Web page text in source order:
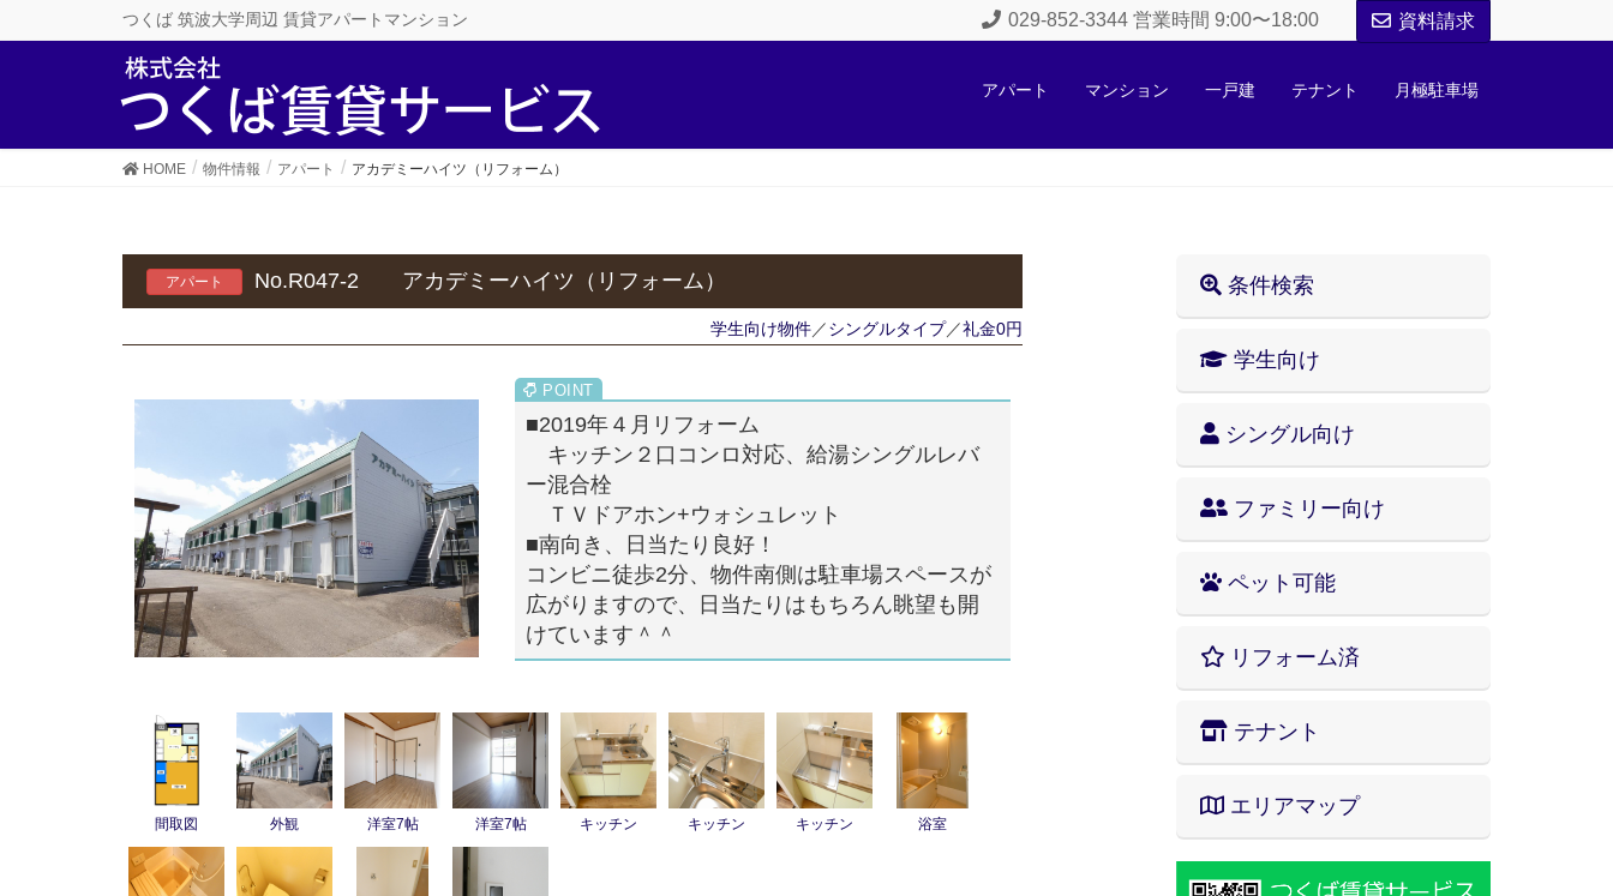
つくば 筑波大学周辺 賃貸アパートマンション 029-852-3344 営業時間 9:00〜18:00 資料請求
アパート マンション 一戸建 テナント 月極駐車場
HOME 物件情報 アパート アカデミーハイツ（リフォーム）
アパート No.R047-2 アカデミーハイツ（リフォーム）
学生向け物件／シングルタイプ／礼金0円
■2019年４月リフォーム
キッチン２口コンロ対応、給湯シングルレバ
ー混合栓
ＴＶドアホン+ウォシュレット
■南向き、日当たり良好！
コンビニ徒歩2分、物件南側は駐車場スペースが
広がりますので、日当たりはもちろん眺望も開
けています＾＾
間取図 外観 洋室7帖 洋室7帖 キッチン キッチン キッチン 浴室
条件検索
学生向け
シングル向け
ファミリー向け
ペット可能
リフォーム済
テナント
エリアマップ